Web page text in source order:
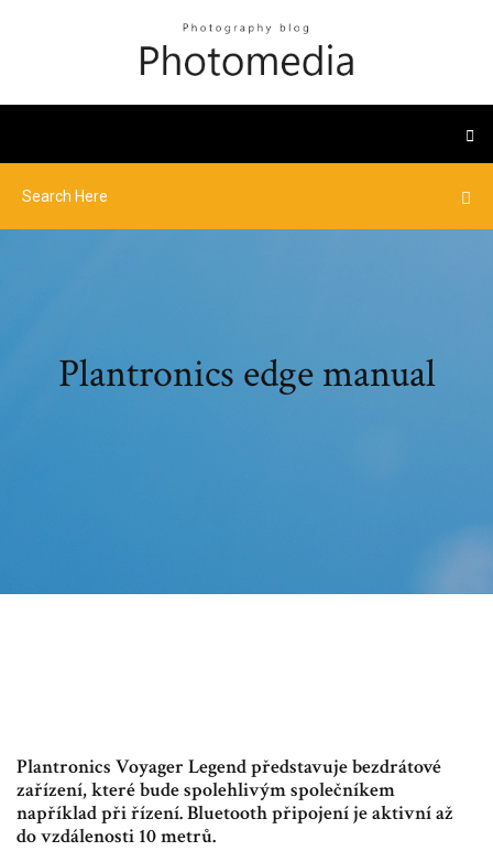
Plantronics edge manual
Plantronics Voyager Legend představuje bezdrátové
zařízení, které bude spolehlivým společníkem
například při řízení. Bluetooth připojení je aktivní až
do vzdálenosti 10 metrů.